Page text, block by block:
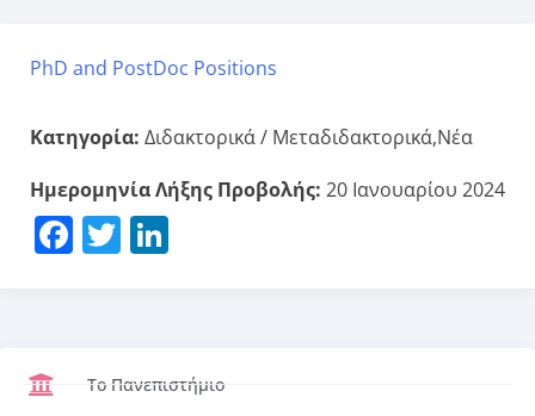
PhD and PostDoc Positions
Κατηγορία: Διδακτορικά / Μεταδιδακτορικά,Νέα
Ημερομηνία Λήξης Προβολής: 20 Ιανουαρίου 2024
Facebook
Twitter
Το Πανεπιστήμιο